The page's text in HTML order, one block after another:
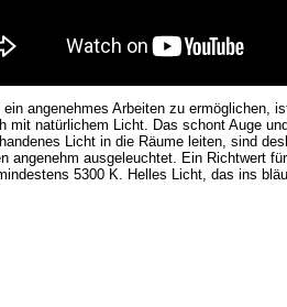
angenehmes Arbeiten zu ermöglichen,
mit natürlichem Licht. Das schont Auge
Licht in die Räume leiten, sind
angenehm ausgeleuchtet. Ein Richtwert
5300 K. Helles Licht, das ins